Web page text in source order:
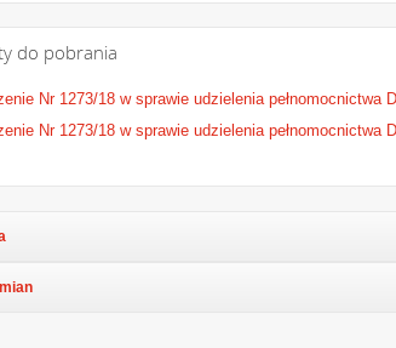
do pobrania
Nr 1273/18 w sprawie udzielenia pełnomocnictwa
Nr 1273/18 w sprawie udzielenia